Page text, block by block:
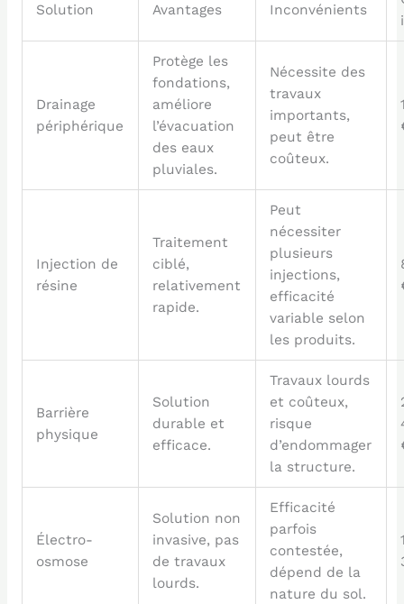
Solution Avantages Inconvénients
Drainage
périphérique
Protège les
fondations,
améliore
l’évacuation
des eaux
pluviales.
Nécessite des
travaux
importants,
peut être
coûteux.
Injection de
résine
Traitement
ciblé,
relativement
rapide.
Peut
nécessiter
plusieurs
injections,
efficacité
variable selon
les produits.
Barrière
physique
Solution
durable et
efficace.
Travaux lourds
et coûteux,
risque
d’endommager
la structure.
Électro-
osmose
Solution non
invasive, pas
de travaux
lourds.
Efficacité
parfois
contestée,
dépend de la
nature du sol.